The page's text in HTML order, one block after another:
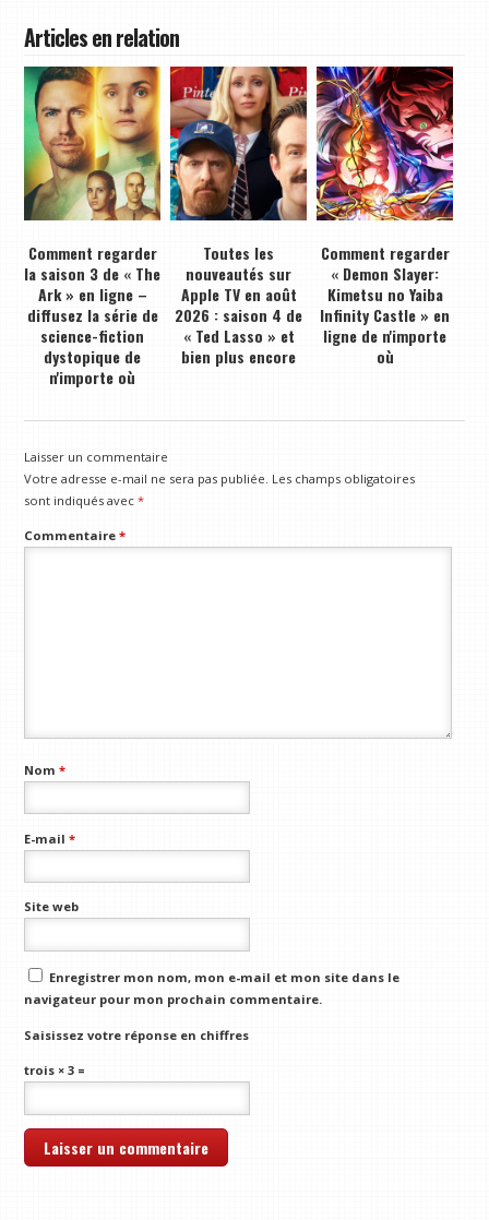
Articles en relation
Comment regarder
la saison 3 de « The
Ark » en ligne –
diffusez la série de
science-fiction
dystopique de
n'importe où
Toutes les
nouveautés sur
Apple TV en août
2026 : saison 4 de
« Ted Lasso » et
bien plus encore
Comment regarder
« Demon Slayer:
Kimetsu no Yaiba
Infinity Castle » en
ligne de n'importe
où
Laisser un commentaire
Votre adresse e-mail ne sera pas publiée. Les champs obligatoires
sont indiqués avec*
Commentaire*
Nom*
E-mail*
Site web
Enregistrer mon nom, mon e-mail et mon site dans le
navigateur pour mon prochain commentaire.
Saisissez votre réponse en chiffres
trois × 3 =